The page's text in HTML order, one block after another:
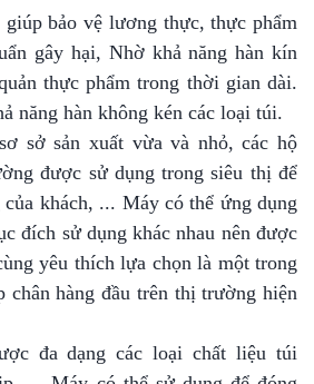
bảo vệ lương thực, thực phẩm
gây hại, Nhờ khả năng hàn kín
thực phẩm trong thời gian dài.
năng hàn không kén các loại túi.
sở sản xuất vừa và nhỏ, các hộ
được sử dụng trong siêu thị để
khách, ... Máy có thể ứng dụng
đích sử dụng khác nhau nên được
yêu thích lựa chọn là một trong
chân hàng đầu trên thị trường hiện
đa dạng các loại chất liệu túi